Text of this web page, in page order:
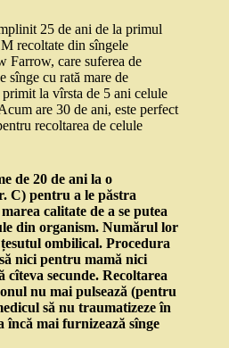
25 de ani de la primul
recoltate din sîngele
Farrow, care suferea de
sînge cu rată mare de
la vîrsta de 5 ani celule
are 30 de ani, este perfect
recoltarea de celule
de 20 de ani la o
C) pentru a le păstra
calitate de a se putea
din organism. Numărul lor
ombilical. Procedura
nici pentru mamă nici
secunde. Recoltarea
nu mai pulsează (pentru
să nu traumatizeze în
încă mai furnizează sînge